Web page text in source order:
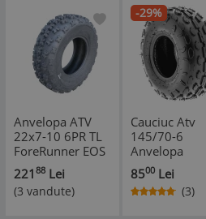
Anvelopa ATV
22x7-10 6PR TL
ForeRunner EOS
pentru teren
variat
221 88 Lei
(3 vandute)
-29%
Cauciuc Atv
145/70-6
Anvelopa
145x70x6
Tubeless
8500 Lei
(3)